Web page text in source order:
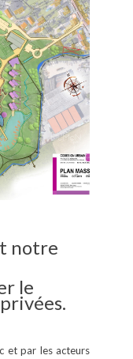
notre
le
et par les acteurs